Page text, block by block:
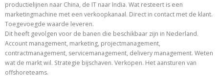
productielijnen naar China, de IT naar India. Wat resteert is een
marketingmachine met een verkoopkanaal. Direct in contact met de klant.
Toegevoegde waarde leveren.
Dit heeft gevolgen voor de banen die beschikbaar zijn in Nederland.
Account management, marketing, projectmanagement,
contractmanagement, servicemanagement, delivery management. Weten
wat de markt wil. Strategie bijschaven. Verkopen. Het aansturen van
offshoreteams.